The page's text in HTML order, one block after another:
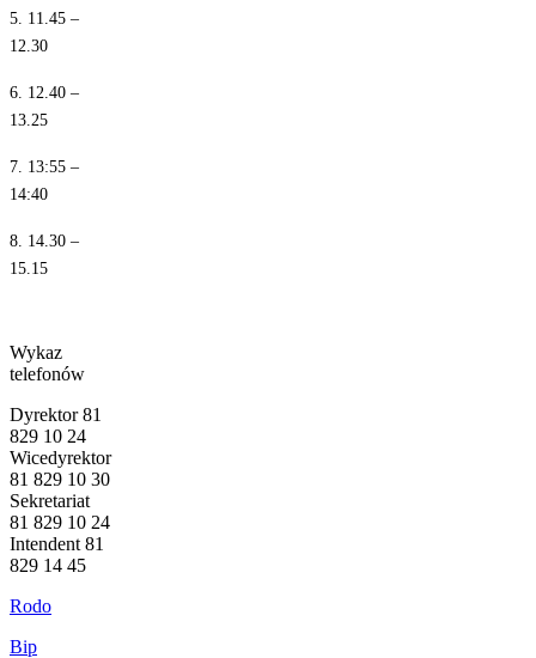
5. 11.45 –
12.30
6. 12.40 –
13.25
7. 13:55 –
14:40
8. 14.30 –
15.15
Wykaz
telefonów
Dyrektor 81
829 10 24
Wicedyrektor
81 829 10 30
Sekretariat
81 829 10 24
Intendent 81
829 14 45
Rodo
Bip